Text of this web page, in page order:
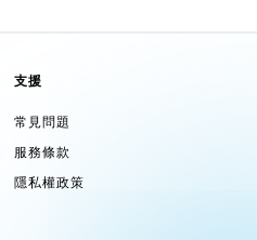
和綠色生活推廣平台
」和「you」兩個單字組合
而成。
支援
常見問題
服務條款
隱私權政策